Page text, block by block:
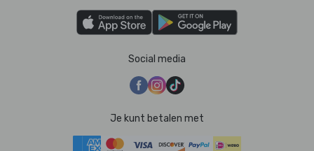
Social media
Je kunt betalen met